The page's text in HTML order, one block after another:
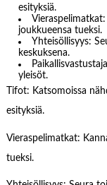
esityksiä.
joukkueensa tueksi.
Yhteisöllisyys:
keskuksena.
yleisöt.
Tifot: Katsomoissa
esityksiä.
Vieraspelimatkat:
tueksi.